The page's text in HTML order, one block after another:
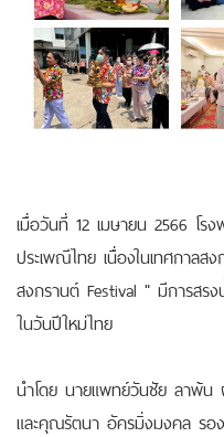
เมื่อวันที่ 12 เมษายน 2566 โร
ประเพณีไทย เนื่องในเทศกาล
สงกรานต์ Festival " มีการสร
ในวันปีใหม่ไทย
นำโดย นายแพทย์วันชัย ลาพ้น
และคุณรัตนา อัครมิ่งมงคล รอ